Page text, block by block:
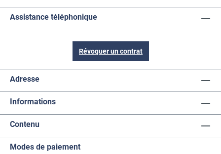
Assistance téléphonique
Révoquer un contrat
Adresse
Informations
Contenu
Modes de paiement